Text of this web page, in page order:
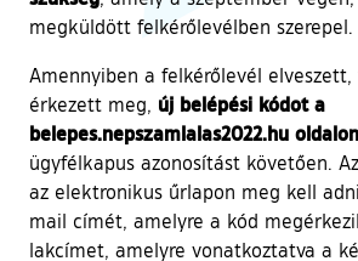
megküldött felkérőlevélben szerepel.
Amennyiben a felkérőlevél elveszett,
érkezett meg, új belépési kódot a
belepes.nepszamlalas2022.hu
ügyfélkapus azonosítást követően.
az elektronikus űrlapon meg kell
mail címét, amelyre a kód
lakcímet, amelyre vonatkoztatva a